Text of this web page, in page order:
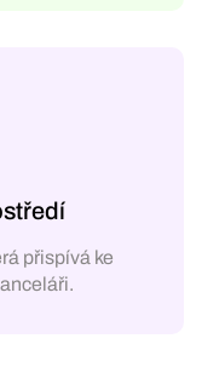
přispívá ke